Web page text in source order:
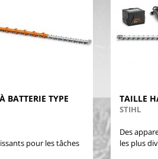
BATTERIE TYPE
pour les tâches
TAILLE
STIHL
Des
les plus